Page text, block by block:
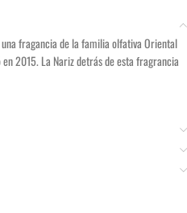
fragancia de la familia olfativa Oriental
2015. La Nariz detrás de esta fragrancia